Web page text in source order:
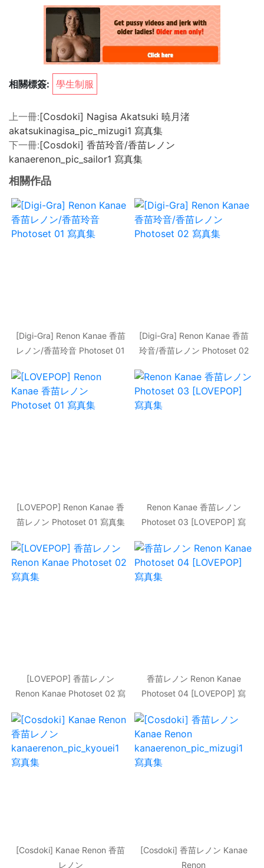
相關標簽: 學生制服
上一冊:[Cosdoki] Nagisa Akatsuki 暁月渚
akatsukinagisa_pic_mizugi1 寫真集
下一冊:[Cosdoki] 香苗玲音/香苗レノン
kanaerenon_pic_sailor1 寫真集
相關作品
[Digi-Gra] Renon Kanae 香苗
レノン/香苗玲音 Photoset 01
[Digi-Gra] Renon Kanae 香苗
玲音/香苗レノン Photoset 02
[LOVEPOP] Renon Kanae 香
苗レノン Photoset 01 寫真集
Renon Kanae 香苗レノン
Photoset 03 [LOVEPOP] 寫
[LOVEPOP] 香苗レノン
Renon Kanae Photoset 02 寫
香苗レノン Renon Kanae
Photoset 04 [LOVEPOP] 寫
[Cosdoki] Kanae Renon 香苗
レノン
[Cosdoki] 香苗レノン Kanae
Renon